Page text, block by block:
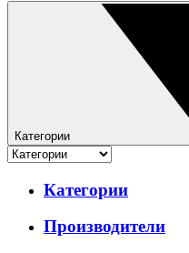
Категории
Категории
Производители